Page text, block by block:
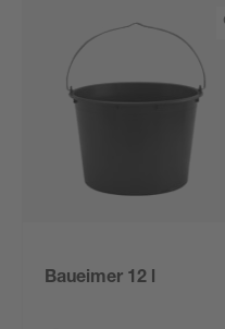
Baueimer 12 l